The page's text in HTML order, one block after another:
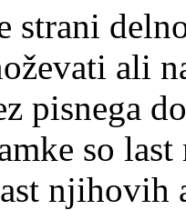
strani
ali
pisnega
so
njihovih